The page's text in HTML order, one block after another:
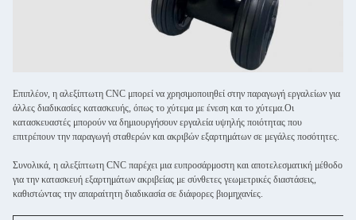
Επιπλέον, η αλεξίπτωτη CNC μπορεί να χρησιμοποιηθεί στην παραγωγή εργαλείων για
άλλες διαδικασίες κατασκευής, όπως το χύτεμα με ένεση και το χύτεμα.Οι
κατασκευαστές μπορούν να δημιουργήσουν εργαλεία υψηλής ποιότητας που
επιτρέπουν την παραγωγή σταθερών και ακριβών εξαρτημάτων σε μεγάλες ποσότητες.
Συνολικά, η αλεξίπτωτη CNC παρέχει μια ευπροσάρμοστη και αποτελεσματική μέθοδο
για την κατασκευή εξαρτημάτων ακριβείας με σύνθετες γεωμετρικές διαστάσεις,
καθιστώντας την απαραίτητη διαδικασία σε διάφορες βιομηχανίες.